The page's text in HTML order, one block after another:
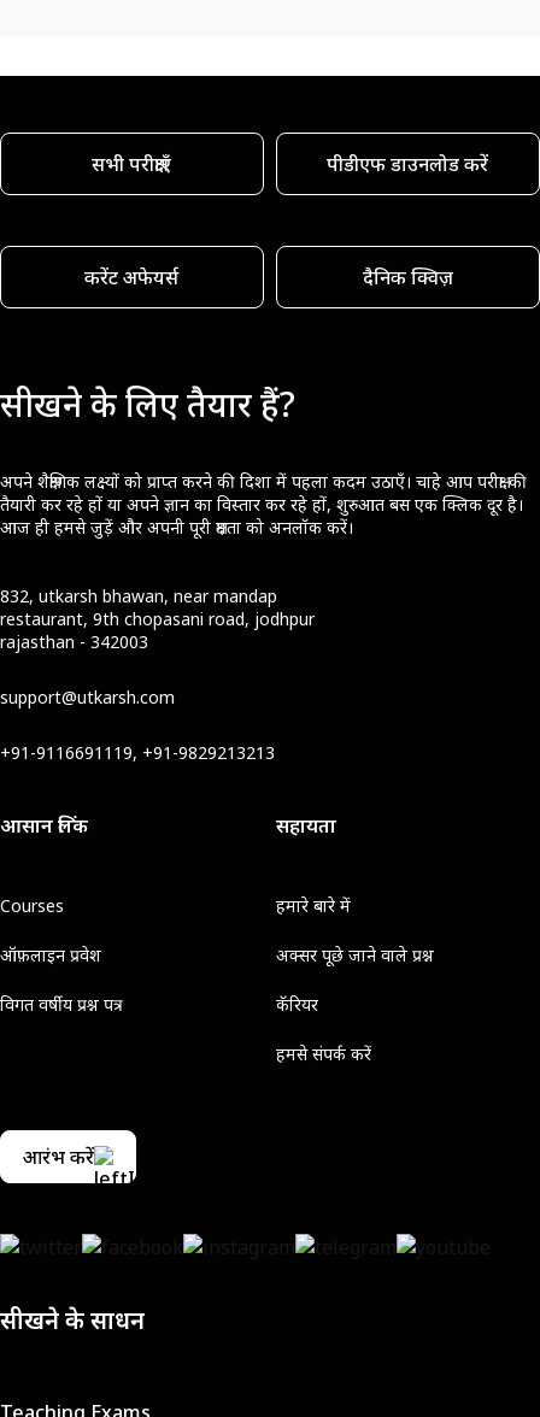
सभी परीक्षाएँ पीडीएफ डाउनलोड करें
करेंट अफेयर्स दैनिक क्विज़
सीखने के लिए तैयार हैं?
अपने शैक्षणिक लक्ष्यों को प्राप्त करने की दिशा में पहला कदम उठाएँ। चाहे आप परीक्षा की
तैयारी कर रहे हों या अपने ज्ञान का विस्तार कर रहे हों, शुरुआत बस एक क्लिक दूर है।
आज ही हमसे जुड़ें और अपनी पूरी क्षमता को अनलॉक करें।
832, utkarsh bhawan, near mandap
restaurant, 9th chopasani road, jodhpur
rajasthan - 342003
support@utkarsh.com
+91-9116691119, +91-9829213213
आसान लिंक
Courses
ऑफ़लाइन प्रवेश
विगत वर्षीय प्रश्न पत्र
सहायता
हमारे बारे में
अक्सर पूछे जाने वाले प्रश्न
कॅरियर
हमसे संपर्क करें
आरंभ करें
सीखने के साधन
Teaching Exams